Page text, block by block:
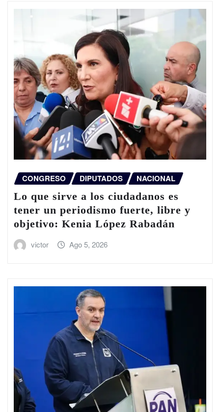
CONGRESO DIPUTADOS NACIONAL
Lo que sirve a los ciudadanos es
tener un periodismo fuerte, libre y
objetivo: Kenia López Rabadán
victor Ago 5, 2026